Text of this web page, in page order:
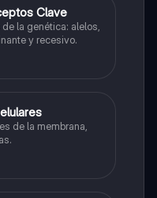
Clave
la genética: alelos,
y recesivo.
de la membrana,